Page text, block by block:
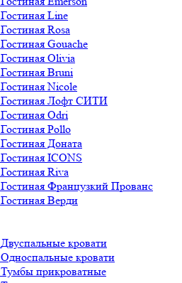
Гостиная Line
Гостиная Rosa
Гостиная Gouache
Гостиная Olivia
Гостиная Bruni
Гостиная Nicole
Гостиная Лофт СИТИ
Гостиная Odri
Гостиная Pollo
Гостиная Доната
Гостиная ICONS
Гостиная Riva
Гостиная Французкий Прованс
Гостиная Верди
Двуспальные кровати
Односпальные кровати
Тумбы прикроватные